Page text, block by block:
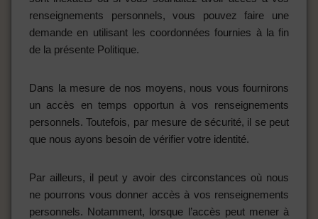
renseignements personnels, vous pouvez faire une
demande en utilisant les coordonnées fournies à la fin
de la présente Politique.
Dans la mesure de nos moyens, nous vous fournirons
un accès en temps opportun à vos renseignements
personnels. Toutefois, par mesure de sécurité, il se peut
que nous ayons besoin de vérifier votre identité.
Par ailleurs, il peut y avoir des circonstances où nous
ne pourrons vous donner accès à vos renseignements
personnels. Notamment, lorsque l’accès peut mener à